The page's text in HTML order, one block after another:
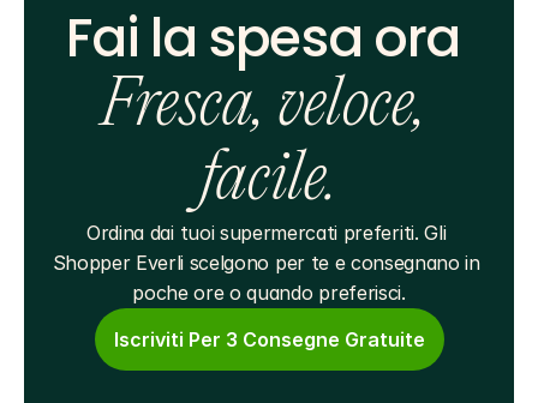
Fai la spesa ora
Fresca, veloce,
facile.
Ordina dai tuoi supermercati preferiti. Gli
Shopper Everli scelgono per te e consegnano in
poche ore o quando preferisci.
Iscriviti Per 3 Consegne Gratuite